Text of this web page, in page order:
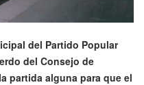
del Partido Popular
del Consejo de
partida alguna para que el